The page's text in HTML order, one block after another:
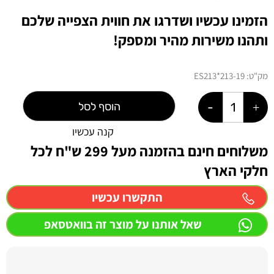
הזמינו עכשיו ושדרגו את חווית הצפייה שלכם
ותהנו משירות מהיר ומספק!
מק"ט: 19-ES213*213
הוסף לסל
קנה עכשיו
משלוחים חינם בהזמנה מעל 299 ש"ח לכל
חלקי הארץ
התקשרו עכשיו
שאל אותנו על מוצר זה בוואטסאפ